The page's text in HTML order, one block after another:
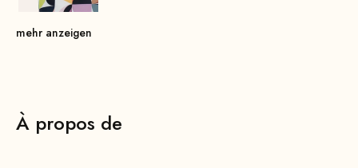
mehr anzeigen
À propos de